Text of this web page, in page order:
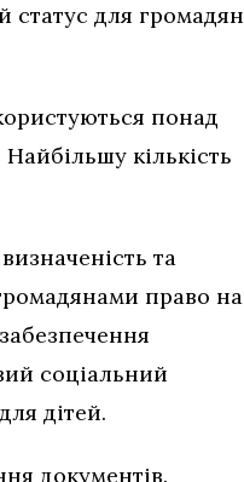
статус для громадян
понад
кількість
та
право на
соціальний
дітей.
документів.